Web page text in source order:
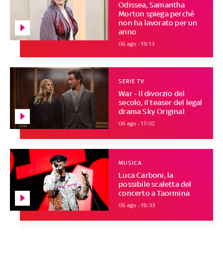
Odissea, Samantha
Morton spiega perché
non ha lavorato per un
anno
06 ago - 19:13
War - Il divorzio del
secolo, il teaser del legal
drama Sky Original
SERIE TV
06 ago - 17:02
Luca Carboni, la
possibile scaletta del
concerto a Taormina
MUSICA
06 ago - 16:33